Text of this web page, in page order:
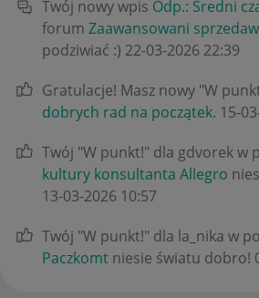
Twój nowy wpis Odp.: Średni
forum Zaawansowani
podziwiać :) ‎22-03-2026 22:39
Gratulacje! Masz nowy "W
dobrych rad na początek. ‎15-
Twój "W punkt!" dla gdvorek w
kultury konsultanta Allegro
‎13-03-2026 10:57
Twój "W punkt!" dla la_nika w
Paczkomt niesie światu dobro!